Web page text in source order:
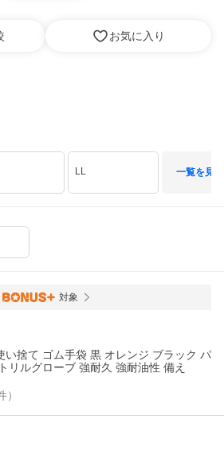
お気に入り
LL 一覧を見る
対象
い捨て ゴム手袋 黒 オレンジ ブラック パ
リルグローブ 強耐久 強耐油性 備え
）